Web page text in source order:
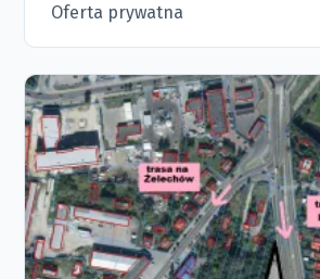
Oferta prywatna